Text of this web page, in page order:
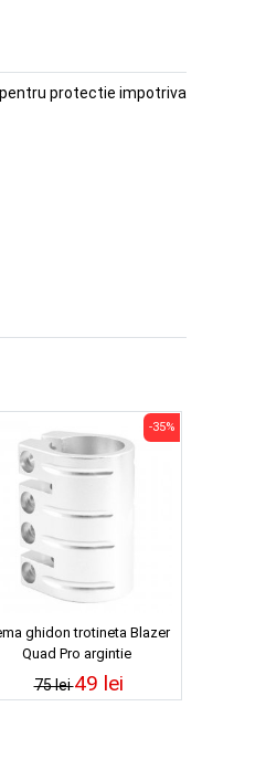
protectie impotriva
ghidon trotineta Blazer
Quad Pro argintie
75 lei
-35%
49 lei